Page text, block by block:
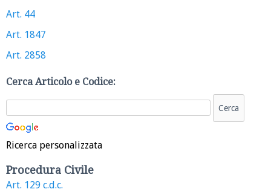
Art. 44
Art. 1847
Art. 2858
Cerca Articolo e Codice:
Ricerca personalizzata
Procedura Civile
Art. 129 c.d.c.